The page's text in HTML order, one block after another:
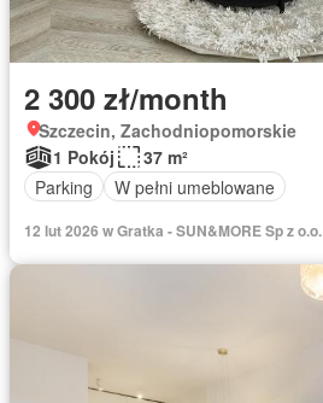
2 300 zł/month
Szczecin, Zachodniopomorskie
1 Pokój
37 m²
Parking
W pełni umeblowane
12 lut 2026 w Gratka - SUN&MORE Sp z o.o.